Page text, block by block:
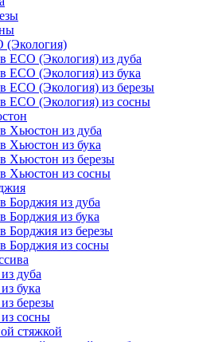
(Экология)
ECO (Экология) из дуба
ECO (Экология) из бука
ECO (Экология) из березы
ECO (Экология) из сосны
Хьюстон из дуба
Хьюстон из бука
Хьюстон из березы
Хьюстон из сосны
Борджия из дуба
Борджия из бука
Борджия из березы
Борджия из сосны
дуба
бука
березы
сосны
стяжкой